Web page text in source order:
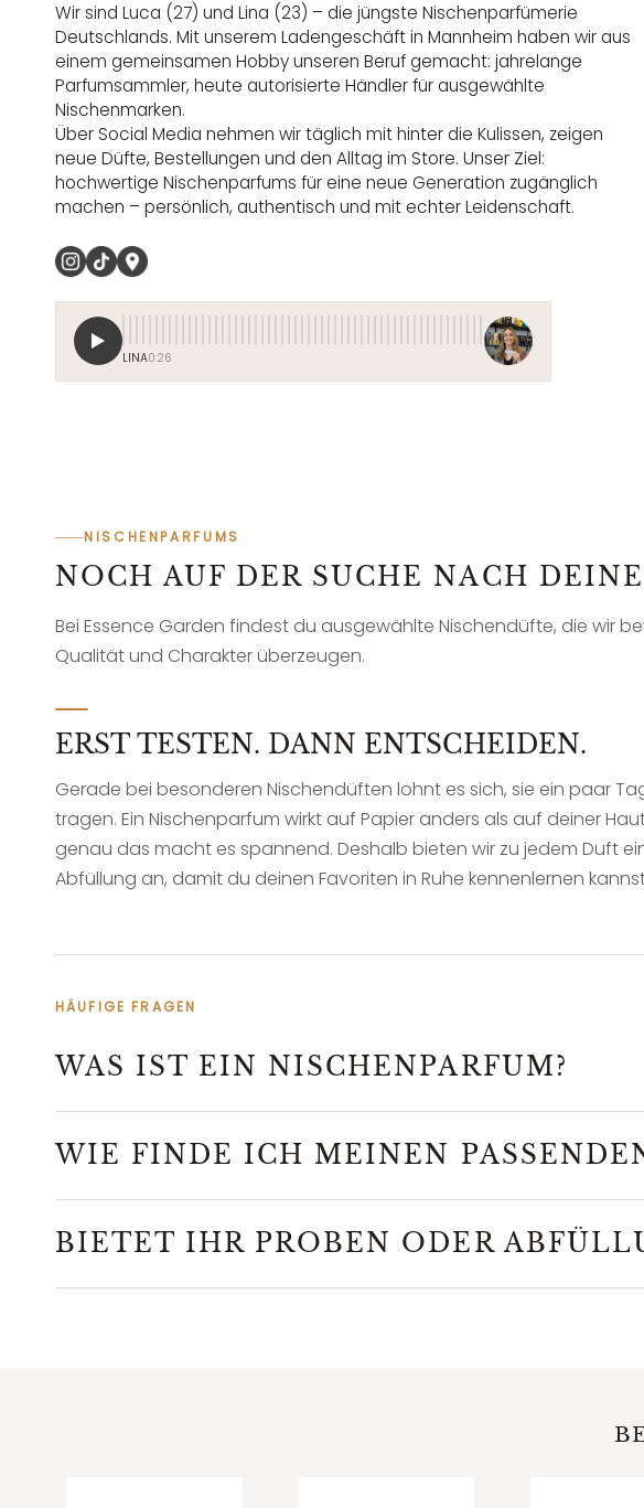
Wir sind Luca (27) und Lina (23) – die jüngste Nischenparfümerie
Deutschlands. Mit unserem Ladengeschäft in Mannheim haben wir aus
einem gemeinsamen Hobby unseren Beruf gemacht: jahrelange
Parfumsammler, heute autorisierte Händler für ausgewählte
Nischenmarken.
Über Social Media nehmen wir täglich mit hinter die Kulissen, zeigen
neue Düfte, Bestellungen und den Alltag im Store. Unser Ziel:
hochwertige Nischenparfums für eine neue Generation zugänglich
machen – persönlich, authentisch und mit echter Leidenschaft.
LINA0:26
NISCHENPARFUMS
NOCH AUF DER SUCHE NACH
Bei Essence Garden findest du ausgewählte Nischendüfte, die wir
Qualität und Charakter überzeugen.
ERST TESTEN. DANN ENTSCHEIDEN.
Gerade bei besonderen Nischendüften lohnt es sich, sie ein paar
tragen. Ein Nischenparfum wirkt auf Papier anders als auf deiner
genau das macht es spannend. Deshalb bieten wir zu jedem Duft
Abfüllung an, damit du deinen Favoriten in Ruhe kennenlernen
HÄUFIGE FRAGEN
WAS IST EIN NISCHENPARFUM?
WIE FINDE ICH MEINEN
BIETET IHR PROBEN ODER